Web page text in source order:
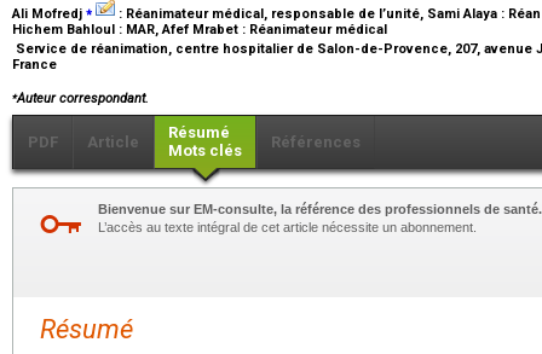
Ali Mofredj ⁎ : Réanimateur médical, responsable de l’unité, Sami Alaya :
Hichem Bahloul : MAR, Afef Mrabet : Réanimateur médical
Service de réanimation, centre hospitalier de Salon-de-Provence, 207, avenue
France
⁎Auteur correspondant.
PDF Article
Résumé
Mots clés
Références
Bienvenue sur EM-consulte, la référence des professionnels de santé.
L’accès au texte intégral de cet article nécessite un abonnement.
Résumé